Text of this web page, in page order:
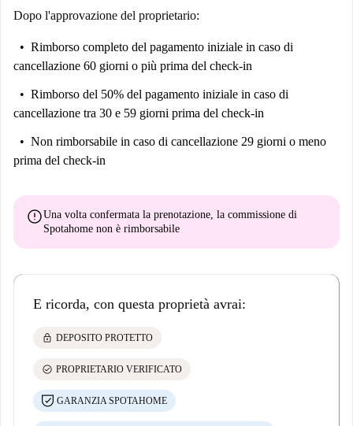
Dopo l'approvazione del proprietario:
Rimborso completo del pagamento iniziale in caso di
cancellazione 60 giorni o più prima del check-in
Rimborso del 50% del pagamento iniziale in caso di
cancellazione tra 30 e 59 giorni prima del check-in
Non rimborsabile in caso di cancellazione 29 giorni o meno
prima del check-in
errorUna volta confermata la prenotazione, la commissione di
Spotahome non è rimborsabile
E ricorda, con questa proprietà avrai:
lock DEPOSITO PROTETTO
check_circle PROPRIETARIO VERIFICATO
GARANZIA SPOTAHOME